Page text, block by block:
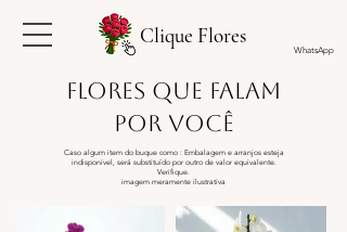
Clique Flores
WhatsApp
Flores que falam
por você
Caso algum item do buque como : Embalagem e arranjos esteja
indisponível, será substituído por outro de valor equivalente.
Verifique.
​imagem meramente ilustrativa